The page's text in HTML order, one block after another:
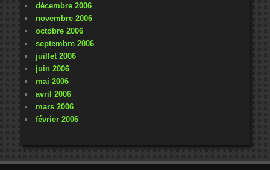
décembre 2006
novembre 2006
octobre 2006
septembre 2006
juillet 2006
juin 2006
mai 2006
avril 2006
mars 2006
février 2006